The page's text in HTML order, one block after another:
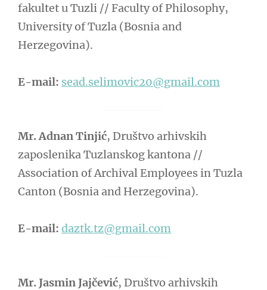
fakultet u Tuzli // Faculty of Philosophy,
University of Tuzla (Bosnia and
Herzegovina).
E-mail: sead.selimovic20@gmail.com
Mr. Adnan Tinjić, Društvo arhivskih
zaposlenika Tuzlanskog kantona //
Association of Archival Employees in Tuzla
Canton (Bosnia and Herzegovina).
E-mail: daztk.tz@gmail.com
Mr. Jasmin Jajčević, Društvo arhivskih